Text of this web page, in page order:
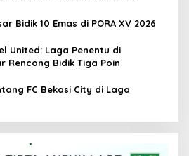
Bidik 10 Emas di PORA XV 2026
United: Laga Penentu di
Rencong Bidik Tiga Poin
FC Bekasi City di Laga